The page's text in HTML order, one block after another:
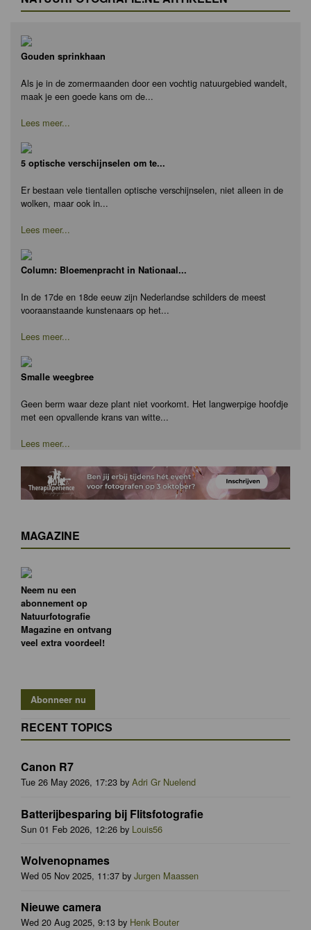
Gouden sprinkhaan
Als je in de zomermaanden door een vochtig natuurgebied wandelt,
maak je een goede kans om de...
Lees meer...
5 optische verschijnselen om te...
Er bestaan vele tientallen optische verschijnselen, niet alleen in de
wolken, maar ook in...
Lees meer...
Column: Bloemenpracht in Nationaal...
In de 17de en 18de eeuw zijn Nederlandse schilders de meest
vooraanstaande kunstenaars op het...
Lees meer...
Smalle weegbree
Geen berm waar deze plant niet voorkomt. Het langwerpige hoofdje
met een opvallende krans van witte...
Lees meer...
MAGAZINE
Neem nu een
abonnement op
Natuurfotografie
Magazine en ontvang
veel extra voordeel!
RECENT TOPICS
Canon R7
Tue 26 May 2026, 17:23 by Adri Gr Nuelend
Batterijbesparing bij Flitsfotografie
Sun 01 Feb 2026, 12:26 by Louis56
Wolvenopnames
Wed 05 Nov 2025, 11:37 by Jurgen Maassen
Nieuwe camera
Wed 20 Aug 2025, 9:13 by Henk Bouter